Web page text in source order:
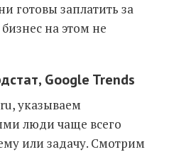
готовы заплатить за
на этом не
Google Trends
указываем
люди чаще всего
или задачу. Смотрим